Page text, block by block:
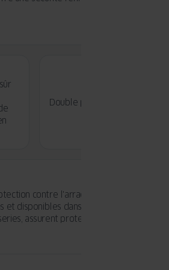
contre l'arrachement du vantail,
disponibles dans des coloris assortis
assurent protection et esthétique.
Double poignée de porte.